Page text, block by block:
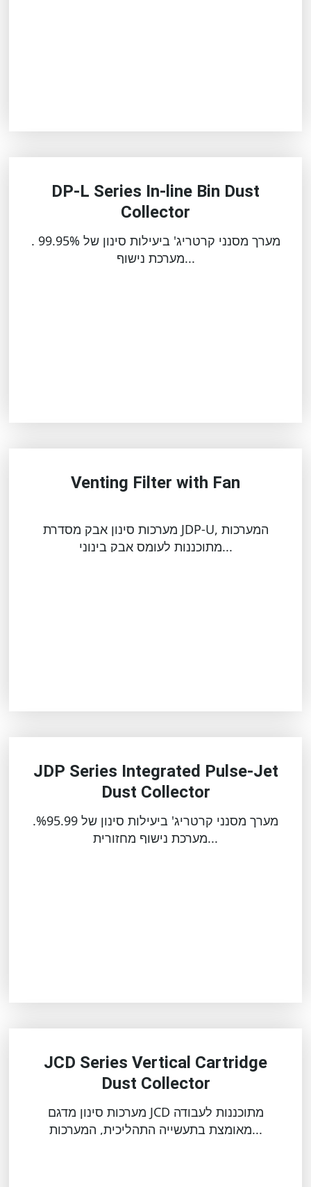
DP-L Series In-line Bin Dust
Collector
מערך מסנני קרטריג' ביעילות סינון של 99.95% .
מערכת נישוף...
Venting Filter with Fan
מערכות סינון אבק מסדרת JDP-U, המערכות
מתוכננות לעומס אבק בינוני...
JDP Series Integrated Pulse-Jet
Dust Collector
מערך מסנני קרטריג' ביעילות סינון של %95.99.
מערכת נישוף מחזורית...
JCD Series Vertical Cartridge
Dust Collector
מערכות סינון מדגם JCD מתוכננות לעבודה
מאומצת בתעשייה התהליכית, המערכות...